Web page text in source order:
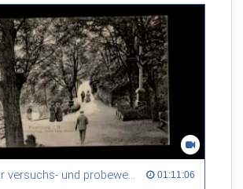
"Zunächst nur versuchs- und probeweise": die Einführung des Frauenstudiums an der Freiburger Universität 01:11:06